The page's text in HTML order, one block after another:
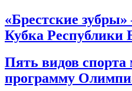
«Брестские
Кубка Республики
Пять видов
программу